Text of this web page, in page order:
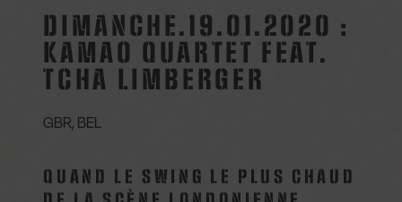
DIMANCHE.19.01.2020 :
KAMAO QUARTET FEAT.
TCHA LIMBERGER
GBR, BEL
QUAND LE SWING LE PLUS CHAUD